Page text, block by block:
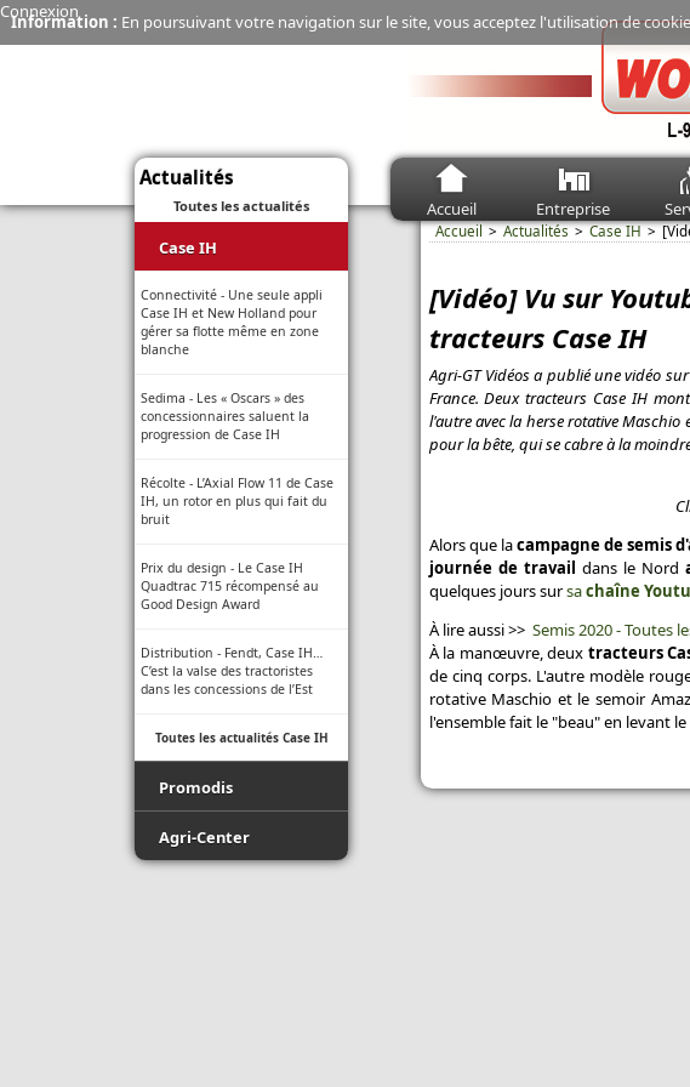
Information : En poursuivant votre navigation sur le site, vous acceptez l'utilisation de
Connexion
Accueil Entreprise
Actualités
Toutes les actualités
Case IH
Connectivité - Une seule appli
Case IH et New Holland pour
gérer sa flotte même en zone
blanche
Sedima - Les « Oscars » des
concessionnaires saluent la
progression de Case IH
Récolte - L’Axial Flow 11 de Case
IH, un rotor en plus qui fait du
bruit
Prix du design - Le Case IH
Quadtrac 715 récompensé au
Good Design Award
Distribution - Fendt, Case IH…
C’est la valse des tractoristes
dans les concessions de l’Est
Toutes les actualités Case IH
Promodis
Film - Ficelle - Filet - Conseil du
Agri-Center
Accueil Actualités Case IH
[Vidéo] Vu sur
tracteurs Case IH
Agri-GT Vidéos a publié une vidéo
France. Deux tracteurs Case IH
l'autre avec la herse rotative Maschio
pour la bête, qui se cabre à la
Alors que lacampagne de semis
journée de travail dans le Nord
quelques jours sursachaîne
À lire aussi >> Semis 2020 - Toutes
À la manœuvre, deux tracteurs
de cinq corps. L'autre modèle
rotative Maschio et le semoir
l'ensemble fait le "beau" en levant le